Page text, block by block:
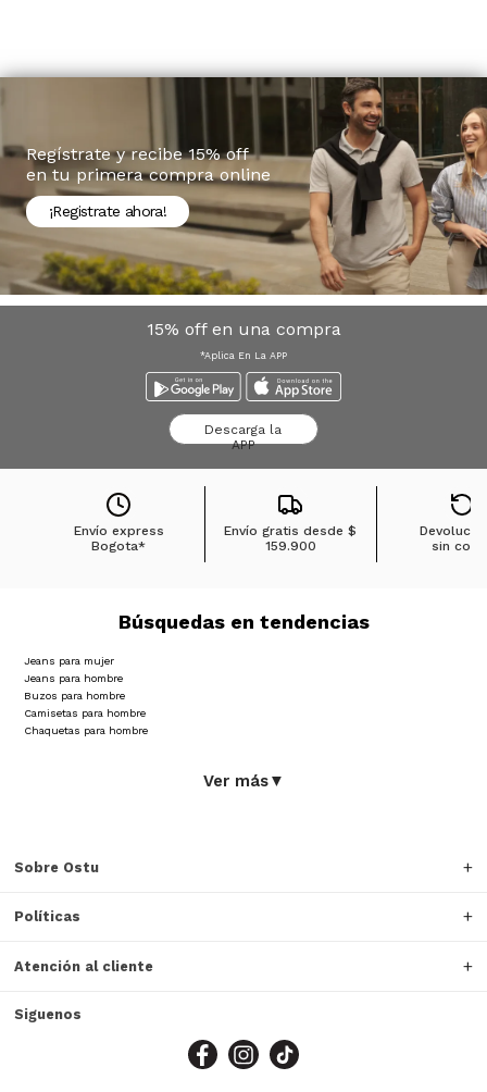
Regístrate y recibe 15% off
en tu primera compra online
¡Registrate ahora!
15% off en una compra
*Aplica En La APP
Descarga la
APP
Envío express
Bogota*
Envío gratis desde$
159.900
sin
Búsquedas en tendencias
Jeans para mujer
Jeans para hombre
Buzos para hombre
Camisetas para hombre
Chaquetas para hombre
Ver más▼
Sobre Ostu
Políticas
Atención al cliente
Siguenos